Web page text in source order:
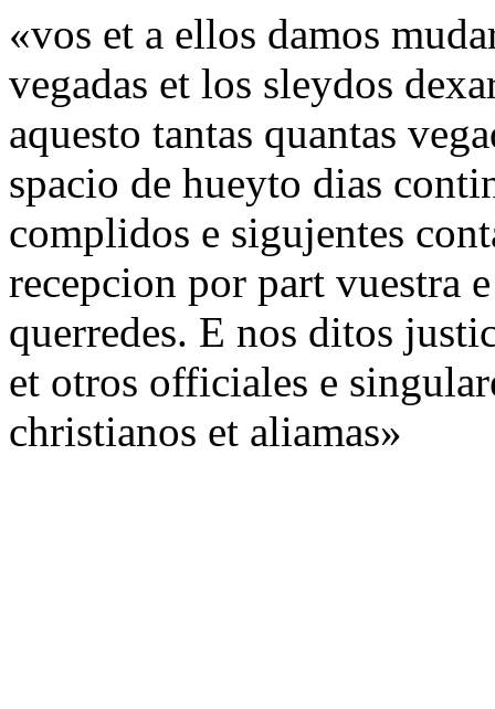
«vos et a ellos damos
vegadas et los sleydos
aquesto tantas quantas
spacio de hueyto dias
complidos e sigujentes
recepcion por part vuestra
querredes. E nos ditos
et otros officiales e
christianos et aliamas»